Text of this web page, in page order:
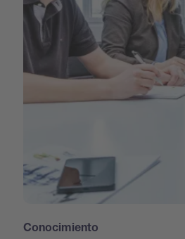
Conocimiento